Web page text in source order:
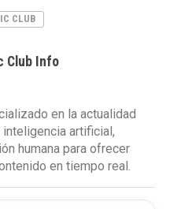
CLUB
Club Info
en la actualidad
artificial,
humana para ofrecer
en tiempo real.